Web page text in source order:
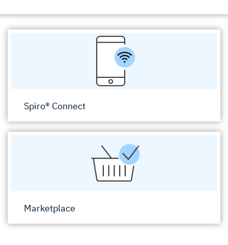
Spiro® Connect
Marketplace